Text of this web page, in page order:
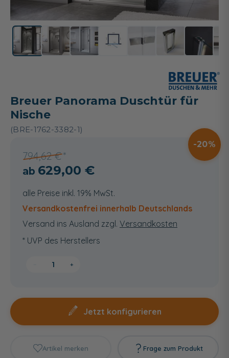
Breuer Panorama Duschtür für
Nische
(BRE-1762-3382-1)
794,62 €
20
629,00 €
alle Preise inkl. 19% MwSt.
Versandkostenfrei innerhalb Deutschlands
Versand ins Ausland zzgl. Versandkosten
* UVP des Herstellers
+
Jetzt konfigurieren
Artikel merken Frage zum Produkt